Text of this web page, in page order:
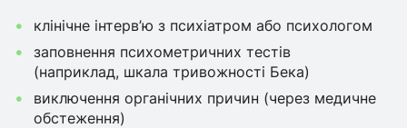
клінічне інтерв’ю з психіатром або психологом
заповнення психометричних тестів
(наприклад, шкала тривожності Бека)
виключення органічних причин (через медичне
обстеження)